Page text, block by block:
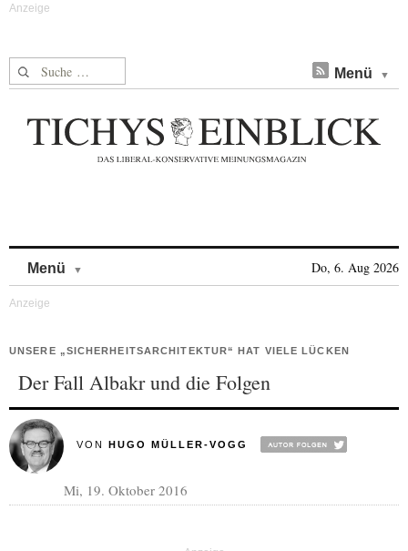
Suche nach: Menü
Menü Do, 6. Aug 2026
UNSERE „SICHERHEITSARCHITEKTUR“ HAT VIELE LÜCKEN
Der Fall Albakr und die Folgen
VON HUGO MÜLLER-VOGG
Mi, 19. Oktober 2016